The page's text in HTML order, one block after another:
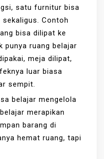
satu furnitur bisa
Contoh
bisa dilipat ke
punya ruang belajar
meja dilipat,
luar biasa
sempit.
belajar mengelola
merapikan
barang di
hemat ruang, tapi